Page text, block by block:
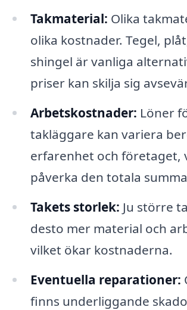
Takmaterial: Olika
olika kostnader. Tegel,
shingel är vanliga
priser kan skilja sig
Arbetskostnader: Löner
takläggare kan variera
erfarenhet och företaget,
påverka den totala
Takets storlek: Ju större
desto mer material och
vilket ökar kostnaderna.
Eventuella reparationer:
finns underliggande